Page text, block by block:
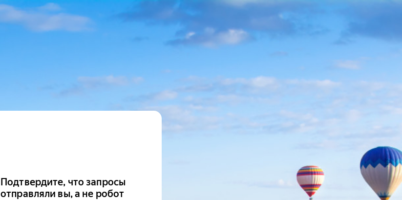
Подтвердите, что запросы
отправляли вы, а не робот